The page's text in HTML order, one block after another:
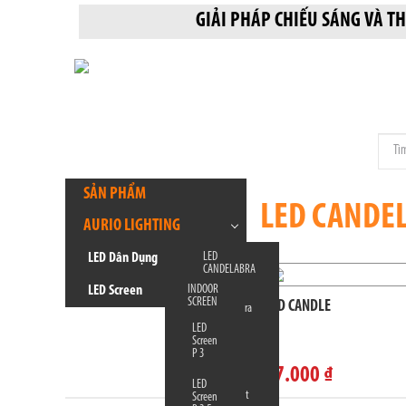
GIẢI PHÁP CHIẾU SÁNG
SẢN PHẨM
AURIO LIGHTING
LED Dân Dụng
LED
CANDELABRA
Led
Candelabra
LED SPOT
LIGHT
Spot Light
LED Screen
INDOOR
SCREEN
LED
Screen
P 3
LED
Screen
LED
LED CANDLE
67.000 ₫